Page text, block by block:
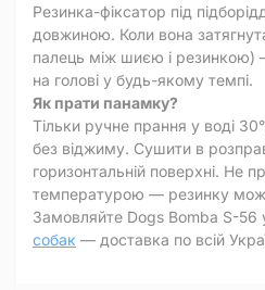
Резинка-фіксатор під
довжиною. Коли вона
палець між шиєю і резинкою)
на голові у будь-якому темпі.
Як прати панамку?
Тільки ручне прання у воді
без віджиму. Сушити в
горизонтальній поверхні. Не
температурою — резинку
Замовляйте Dogs Bomba S-56
собак — доставка по всій